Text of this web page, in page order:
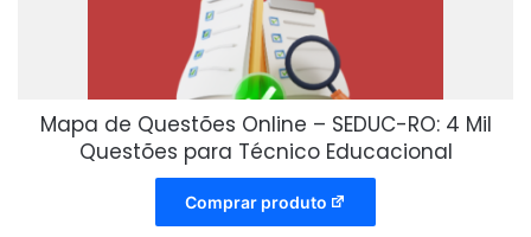
Mapa de Questões Online – SEDUC-RO: 4 Mil
Questões para Técnico Educacional
Comprar produto